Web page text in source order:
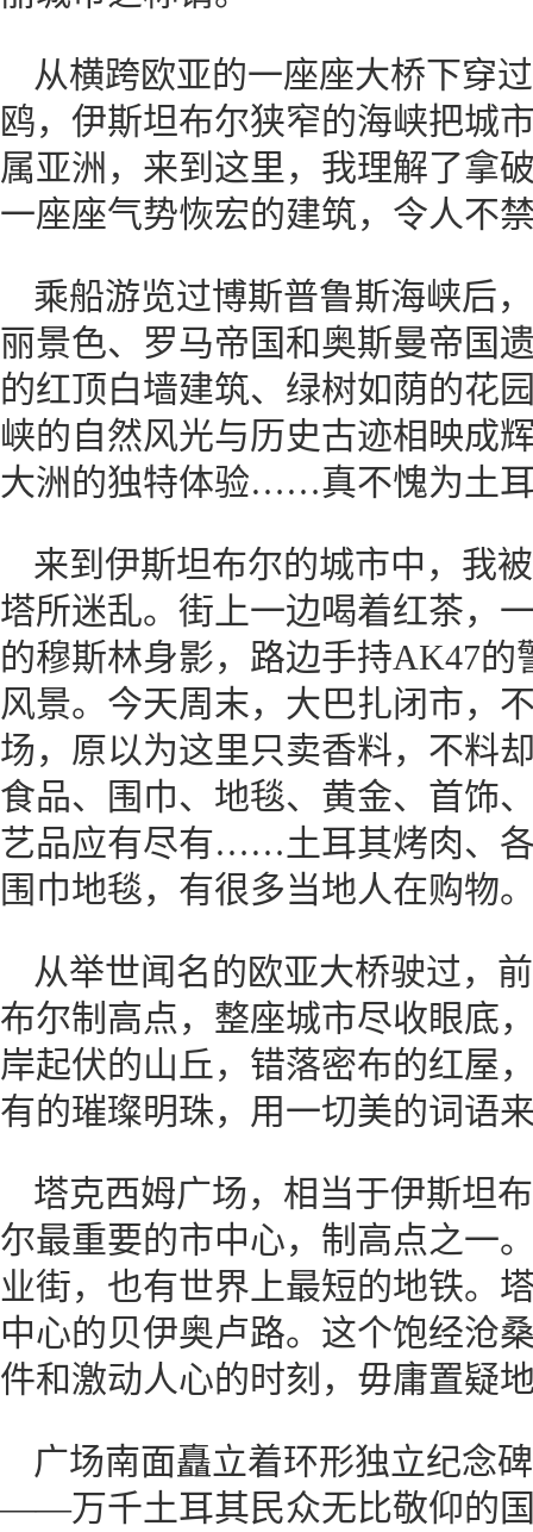
从横跨欧亚的一座座大桥下穿
鸥，伊斯坦布尔狭窄的海峡把城
属亚洲，来到这里，我理解了拿
一座座气势恢宏的建筑，令人不
乘船游览过博斯普鲁斯海峡后
丽景色、罗马帝国和奥斯曼帝国
的红顶白墙建筑、绿树如荫的花
峡的自然风光与历史古迹相映成
大洲的独特体验……真不愧为土
来到伊斯坦布尔的城市中，我
塔所迷乱。街上一边喝着红茶，
的穆斯林身影，路边手持AK47
风景。今天周末，大巴扎闭市，
场，原以为这里只卖香料，不料
食品、围巾、地毯、黄金、首饰
艺品应有尽有……土耳其烤肉、
围巾地毯，有很多当地人在购物
从举世闻名的欧亚大桥驶过，
布尔制高点，整座城市尽收眼底
岸起伏的山丘，错落密布的红屋
有的璀璨明珠，用一切美的词语
塔克西姆广场，相当于伊斯坦
尔最重要的市中心，制高点之一
业街，也有世界上最短的地铁。
中心的贝伊奥卢路。这个饱经沧
件和激动人心的时刻，毋庸置疑
广场南面矗立着环形独立纪念
——万千土耳其民众无比敬仰的